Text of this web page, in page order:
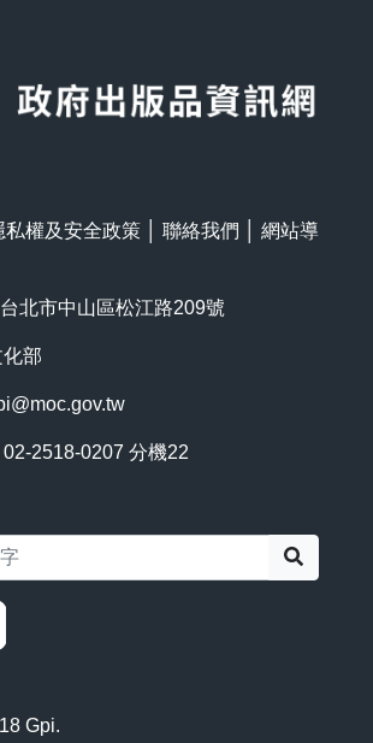
私權及安全政策 聯絡我們
網站導
北市中山區松江路209號
部
2518-0207 分機22
Gpi.